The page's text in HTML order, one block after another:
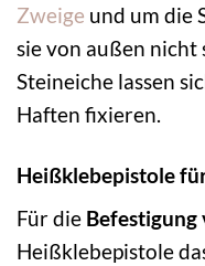
Zweige und um die
sie von außen nicht
Steineiche lassen
Haften fixieren.
Heißklebepistole
Für die Befestigung
Heißklebepistole